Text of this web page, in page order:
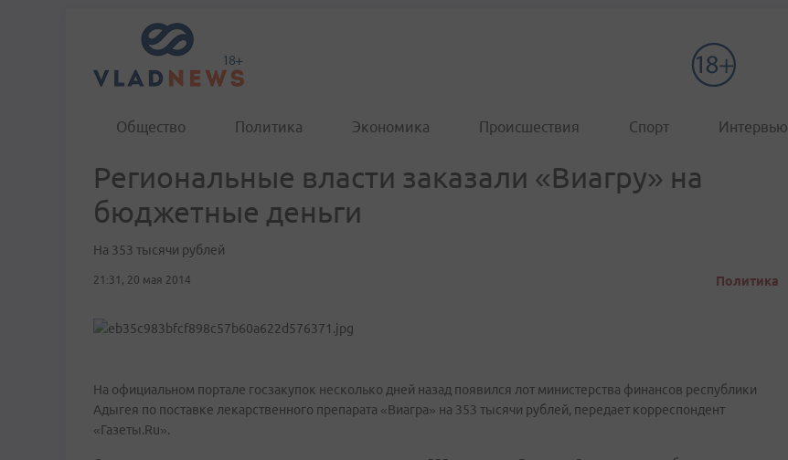
Общество Политика Экономика Происшествия Спорт Интервью
Региональные власти заказали «Виагру» на
бюджетные деньги
На 353 тысячи рублей
21:31, 20 мая 2014 Политика
На официальном портале госзакупок несколько дней назад появился лот министерства финансов республики
Адыгея по поставке лекарственного препарата «Виагра» на 353 тысячи рублей, передает корреспондент
«Газеты.Ru».